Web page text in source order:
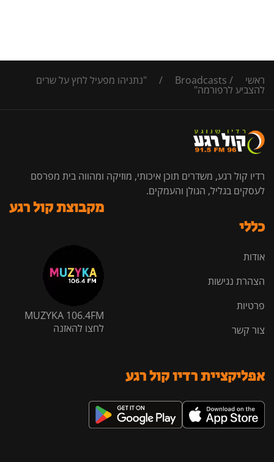
ראשי /
Broadcasts
/ "נתניהו מפעיל לחץ על שרים
להצביע לרפורמה"
רדיו קול רגע, משדרים תוכן איכותי, מוזיקה ומהווה בית מפרסם
לעסקים בגליל, הגולן והעמקים.
כללי
אודות
הצהרת נגישות
פרטיות
צור קשר
מקבוצת קול רגע
MUZYKA 106.4FM
לחצו להאזנה
אפליקציית רדיו קול רגע